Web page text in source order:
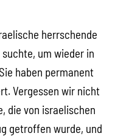
herrschende
um wieder in
haben permanent
Vergessen wir nicht
die von israelischen
getroffen wurde, und